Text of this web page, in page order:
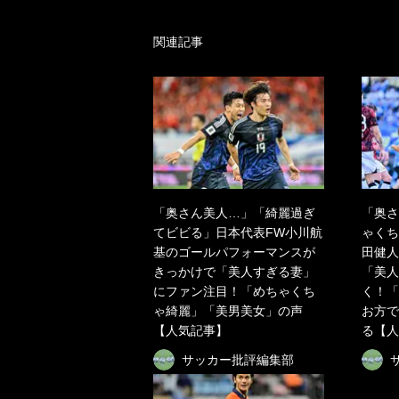
関連記事
「奥さん美人…」「綺麗過ぎ
てビビる」日本代表FW小川航
基のゴールパフォーマンスが
きっかけで「美人すぎる妻」
にファン注目！「めちゃくち
ゃ綺麗」「美男美女」の声
【人気記事】
サッカー批評編集部
「奥
ゃく
田健
「美
く！
お方
る【